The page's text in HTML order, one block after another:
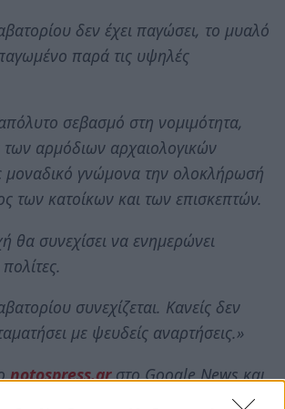
δεν έχει παγώσει, το μυαλό
παρά τις υψηλές
σεβασμό στη νομιμότητα,
των αρμόδιων αρχαιολογικών
μοναδικό γνώμονα την ολοκλήρωσή
των κατοίκων και των επισκεπτών.
θα συνεχίσει να ενημερώνει
συνεχίζεται. Κανείς δεν
με ψευδείς αναρτήσεις.»
notospress.grστο Google News και